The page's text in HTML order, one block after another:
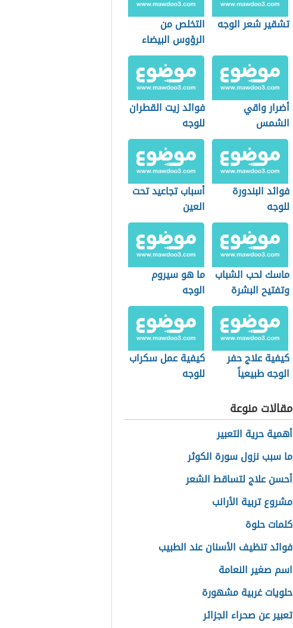
تشقير شعر الوجه
التخلص من
الرؤوس البيضاء
أضرار واقي
الشمس
فوائد زيت القطران
للوجه
فوائد البندورة
للوجه
أسباب تجاعيد تحت
العين
ماسك لحب الشباب
وتفتيح البشرة
ما هو سيروم
الوجه
كيفية علاج حفر
الوجه طبيعياً
كيفية عمل سكراب
للوجه
مقالات منوعة
أهمية حرية التعبير
ما سبب نزول سورة الكوثر
أحسن علاج لتساقط الشعر
مشروع تربية الأرانب
كلمات حلوة
فوائد تنظيف الأسنان عند الطبيب
اسم صغير النعامة
حلويات غربية مشهورة
تعبير عن صحراء الجزائر